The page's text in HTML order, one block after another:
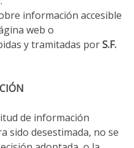
información accesible
web o
y tramitadas porS.F.
de información
sido desestimada, no se